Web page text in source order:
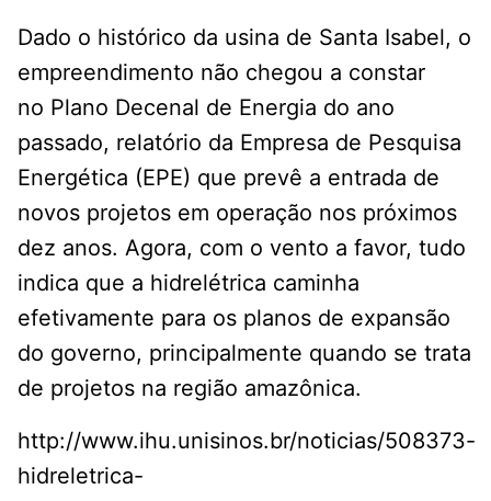
Dado o histórico da usina de Santa Isabel, o
empreendimento não chegou a constar
no Plano Decenal de Energia do ano
passado, relatório da Empresa de Pesquisa
Energética (EPE) que prevê a entrada de
novos projetos em operação nos próximos
dez anos. Agora, com o vento a favor, tudo
indica que a hidrelétrica caminha
efetivamente para os planos de expansão
do governo, principalmente quando se trata
de projetos na região amazônica.
http://www.ihu.unisinos.br/noticias/508373-
hidreletrica-